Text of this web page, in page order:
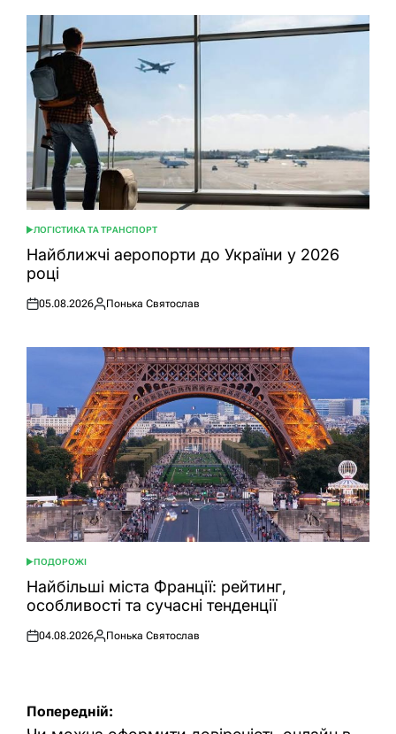
ОПУБЛІКУВАТИ
У
ЛОГІСТИКА ТА ТРАНСПОРТ
Найближчі аеропорти до України у 2026
році
Оприлюднено
05.08.2026
Опубліковано
Понька Святослав
ОПУБЛІКУВАТИ
У
ПОДОРОЖІ
Найбільші міста Франції: рейтинг,
особливості та сучасні тенденції
Оприлюднено
04.08.2026
Опубліковано
Понька Святослав
Навігація
Попередній: